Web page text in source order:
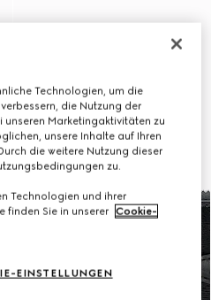
Technologien, um die
die Nutzung der
unseren Marketingaktivitäten zu
unsere Inhalte auf Ihren
die weitere Nutzung dieser
zu.
Technologien und ihrer
finden Sie in unserer Cookie-
EINSTELLUNGEN